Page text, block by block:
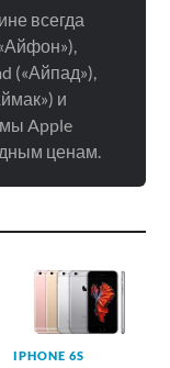
всегда
(«Айпад»),
и
Apple
ценам.
IPHONE 6S